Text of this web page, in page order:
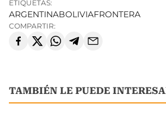
ETIQUETAS:
ARGENTINABOLIVIAFRONTERA
COMPARTIR:
TAMBIÉN LE PUEDE